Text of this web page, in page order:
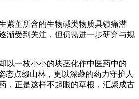
紫堇所含的生物碱类物质具镇痛潜
渐受到关注，但仍需进一步研究与规
以一枚小小的块茎化作中医药中的
态点缀山林，更以深藏的药力守护人
，正是这样不起眼的草根，汇聚成古